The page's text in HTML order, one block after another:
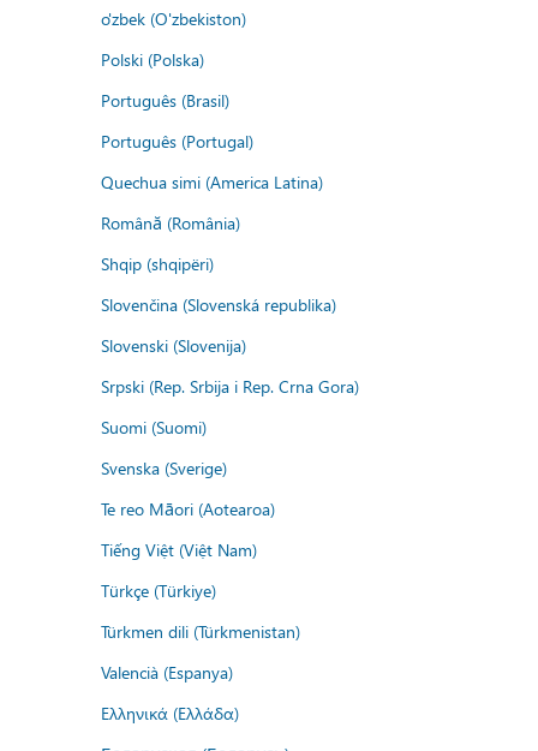
o'zbek (O'zbekiston)
Polski (Polska)
Português (Brasil)
Português (Portugal)
Quechua simi (America Latina)
Română (România)
Shqip (shqipëri)
Slovenčina (Slovenská republika)
Slovenski (Slovenija)
Srpski (Rep. Srbija i Rep. Crna Gora)
Suomi (Suomi)
Svenska (Sverige)
Te reo Māori (Aotearoa)
Tiếng Việt (Việt Nam)
Türkçe (Türkiye)
Türkmen dili (Türkmenistan)
Valencià (Espanya)
Ελληνικά (Ελλάδα)